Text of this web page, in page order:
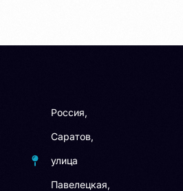
Россия,
Саратов,
улица
Павелецкая,